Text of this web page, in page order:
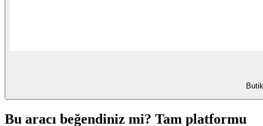
Bu aracı beğendiniz mi? Tam platformu